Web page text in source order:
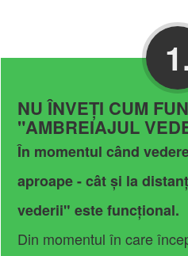
NU ÎNVEȚI CUM
"AMBREIAJUL
În momentul când
aproape - cât și la
vederii" este funcțional.
Din momentul în care